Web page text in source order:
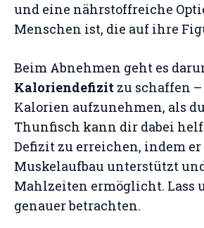
und eine nährstoffreiche
Menschen ist, die auf ihre
Beim Abnehmen geht es
Kaloriendefizit zu schaffen
Kalorien aufzunehmen, als
Thunfisch kann dir dabei
Defizit zu erreichen, indem
Muskelaufbau unterstützt
Mahlzeiten ermöglicht. Lass
genauer betrachten.